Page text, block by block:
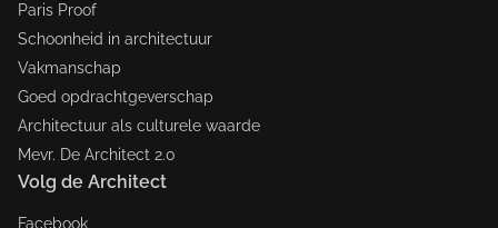
Paris Proof
Schoonheid in architectuur
Vakmanschap
Goed opdrachtgeverschap
Architectuur als culturele waarde
Mevr. De Architect 2.0
Volg de Architect
Facebook